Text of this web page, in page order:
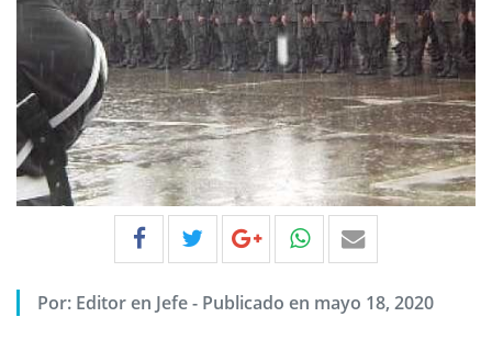
Por: Editor en Jefe- Publicado en mayo 18, 2020